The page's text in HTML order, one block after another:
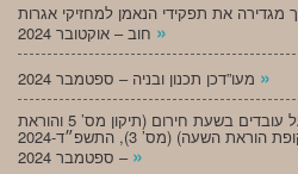
מגדירה את תפקידי הנאמן למחזיקי אגרות
»
»
מעו”דכן יחסי עבודה – צו הגנה על עובדים בשעת חירום (תיקון מס’ 5 והוראת
שעה – חרבות ברזל) (הארכת תקופת הוראת השעה) (מס’ 3), התשפ״ד-2024
– ספטמבר 2024 »